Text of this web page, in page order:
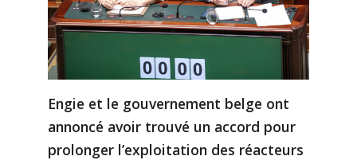
Engie et le gouvernement belge ont
annoncé avoir trouvé un accord pour
prolonger l’exploitation des réacteurs